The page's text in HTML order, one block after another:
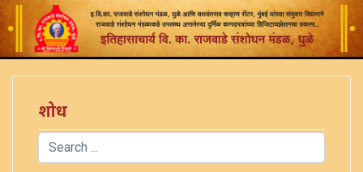
शोध
Search